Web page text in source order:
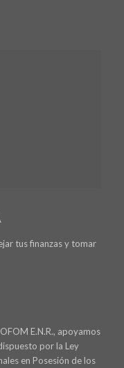
tus finanzas y tomar
E.N.R., apoyamos
por la Ley
en Posesión de los